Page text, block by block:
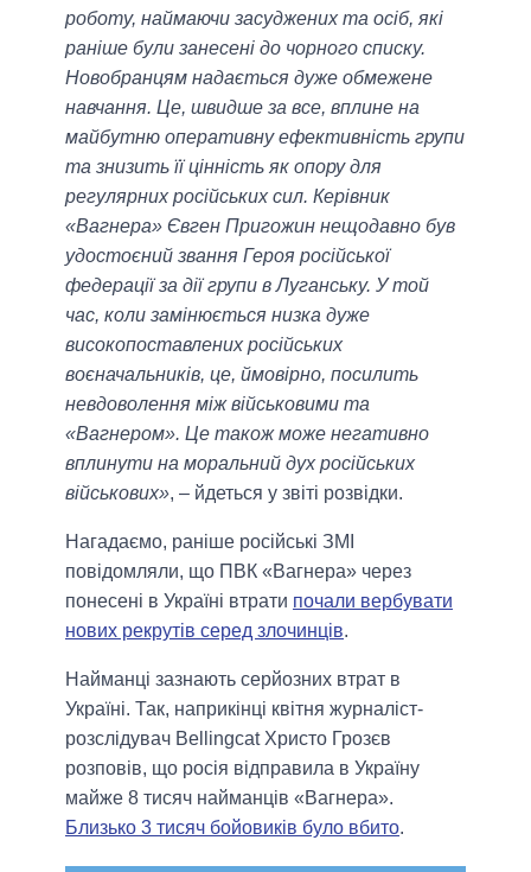
роботу, наймаючи засуджених та осіб, які
раніше були занесені до чорного списку.
Новобранцям надається дуже обмежене
навчання. Це, швидше за все, вплине на
майбутню оперативну ефективність групи
та знизить її цінність як опору для
регулярних російських сил. Керівник
«Вагнера» Євген Пригожин нещодавно був
удостоєний звання Героя російської
федерації за дії групи в Луганську. У той
час, коли замінюється низка дуже
високопоставлених російських
воєначальників, це, ймовірно, посилить
невдоволення між військовими та
«Вагнером». Це також може негативно
вплинути на моральний дух російських
військових», – йдеться у звіті розвідки.
Нагадаємо, раніше російські ЗМІ
повідомляли, що ПВК «Вагнера» через
понесені в Україні втрати почали вербувати
нових рекрутів серед злочинців.
Найманці зазнають серйозних втрат в
Україні. Так, наприкінці квітня журналіст-
розслідувач Bellingcat Христо Грозєв
розповів, що росія відправила в Україну
майже 8 тисяч найманців «Вагнера».
Близько 3 тисяч бойовиків було вбито.